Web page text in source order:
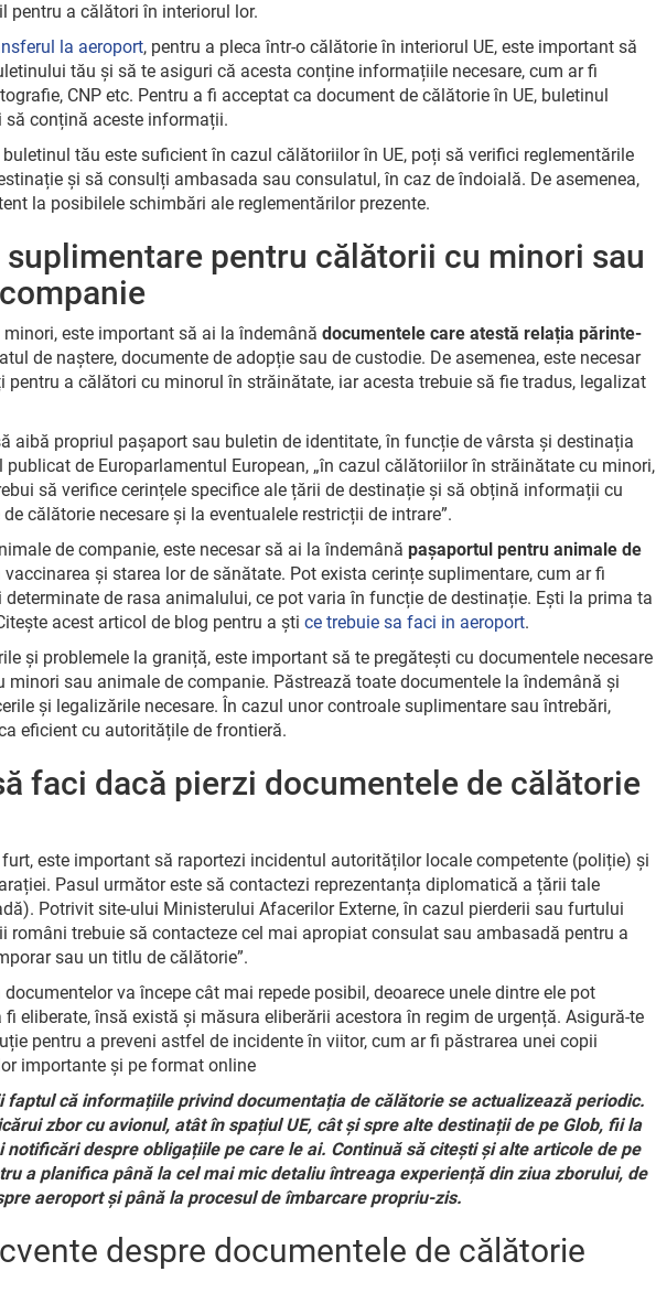
pentru a călători în interiorul lor.
la aeroport, pentru a pleca într-o călătorie în interiorul UE, este important să
tău și să te asiguri că acesta conține informațiile necesare, cum ar fi
CNP etc. Pentru a fi acceptat ca document de călătorie în UE, buletinul
să conțină aceste informații.
tău este suficient în cazul călătoriilor în UE, poți să verifici reglementările
și să consulți ambasada sau consulatul, în caz de îndoială. De asemenea,
la posibilele schimbări ale reglementărilor prezente.
suplimentare pentru călătorii cu minori sau
este important să ai la îndemână documentele care atestă relația părinte-
de naștere, documente de adopție sau de custodie. De asemenea, este necesar
pentru a călători cu minorul în străinătate, iar acesta trebuie să fie tradus, legalizat
aibă propriul pașaport sau buletin de identitate, în funcție de vârsta și destinația
publicat de Europarlamentul European, „în cazul călătoriilor în străinătate cu minori,
să verifice cerințele specifice ale țării de destinație și să obțină informații cu
călătorie necesare și la eventualele restricții de intrare”.
de companie, este necesar să ai la îndemână pașaportul pentru animale de
vaccinarea și starea lor de sănătate. Pot exista cerințe suplimentare, cum ar fi
de rasa animalului, ce pot varia în funcție de destinație. Ești la prima ta
acest articol de blog pentru a ști ce trebuie sa faci in aeroport.
și problemele la graniță, este important să te pregătești cu documentele necesare
minori sau animale de companie. Păstrează toate documentele la îndemână și
și legalizările necesare. În cazul unor controale suplimentare sau întrebări,
eficient cu autoritățile de frontieră.
faci dacă pierzi documentele de călătorie
furt, este important să raportezi incidentul autorităților locale competente (poliție) și
Pasul următor este să contactezi reprezentanța diplomatică a țării tale
Potrivit site-ului Ministerului Afacerilor Externe, în cazul pierderii sau furtului
români trebuie să contacteze cel mai apropiat consulat sau ambasadă pentru a
sau un titlu de călătorie”.
documentelor va începe cât mai repede posibil, deoarece unele dintre ele pot
eliberate, însă există și măsura eliberării acestora în regim de urgență. Asigură-te
pentru a preveni astfel de incidente în viitor, cum ar fi păstrarea unei copii
importante și pe format online
faptul că informațiile privind documentația de călătorie se actualizează periodic.
zbor cu avionul, atât în spațiul UE, cât și spre alte destinații de pe Glob, fii la
notificări despre obligațiile pe care le ai. Continuă să citești și alte articole de pe
a planifica până la cel mai mic detaliu întreaga experiență din ziua zborului, de
aeroport și până la procesul de îmbarcare propriu-zis.
despre documentele de călătorie